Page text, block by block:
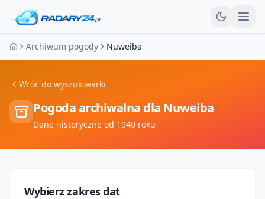
Strona główna
Archiwum pogody Nuweiba
Wróć do wyszukiwarki
Pogoda archiwalna dla Nuweiba
Dane historyczne od 1940 roku
Wybierz zakres dat